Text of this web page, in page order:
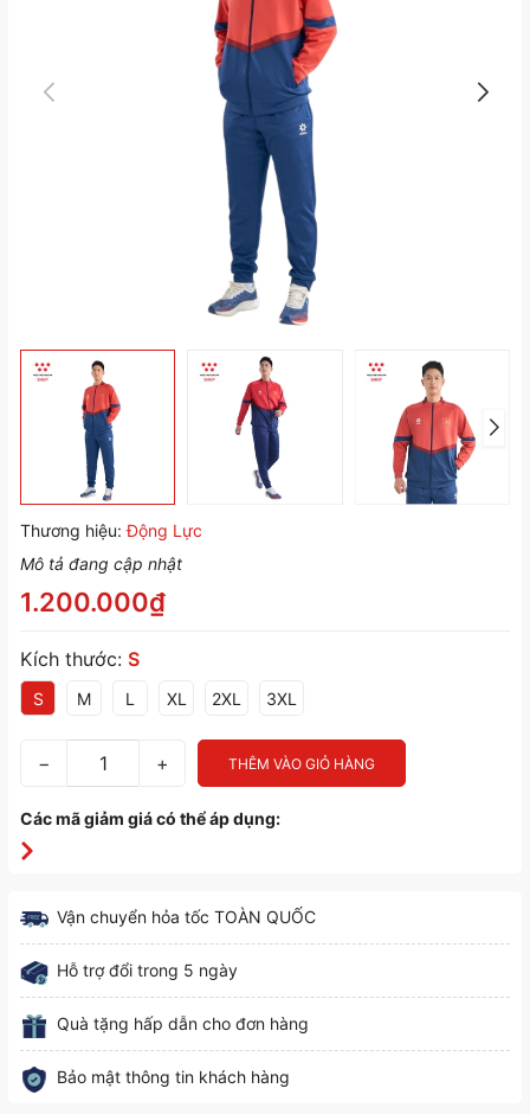
Thương hiệu: Động Lực
Mô tả đang cập nhật
1.200.000₫
Kích thước: S
S M L XL 2XL 3XL
− + THÊM VÀO GIỎ HÀNG
Các mã giảm giá có thể áp dụng:
Vận chuyển hỏa tốc TOÀN QUỐC
Hỗ trợ đổi trong 5 ngày
Quà tặng hấp dẫn cho đơn hàng
Bảo mật thông tin khách hàng